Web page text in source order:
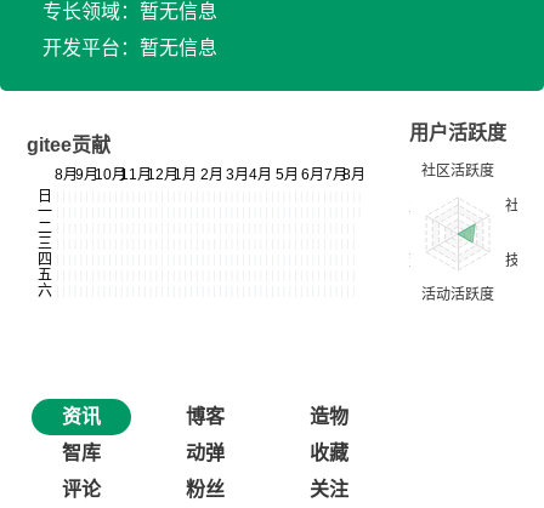
专长领域：暂无信息
开发平台：暂无信息
gitee贡献
用户活跃度
资讯 博客
造物
智库
动弹
收藏
评论
粉丝 关注